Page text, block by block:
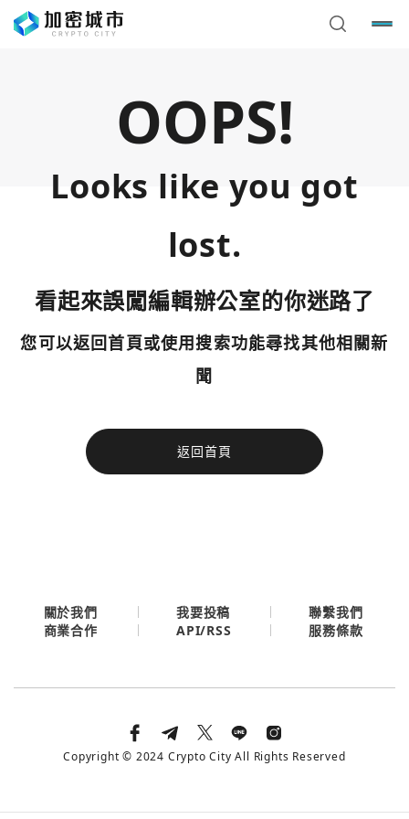
OOPS!
Looks like you got
lost.
看起來誤闖編輯辦公室的你迷路了
您可以返回首頁或使用搜索功能尋找其他相關新
聞
返回首頁
今日熱門
使用以下帳號繼續
您已閒置5分鐘，請點擊關閉按鈕或空白處，即可回到加密
今日熱門
關於我們 我要投稿
聯繫我們
商業合作
API/RSS 服務條款
Copyright © 2024 Crypto City All Rights Reserved